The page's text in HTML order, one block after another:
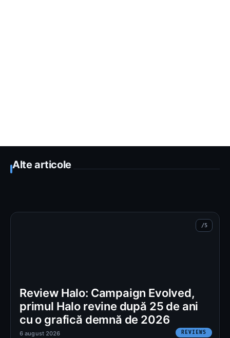
Alte articole
Review Halo: Campaign Evolved,
primul Halo revine după 25 de ani
cu o grafică demnă de 2026
REVIEWS
6 august 2026